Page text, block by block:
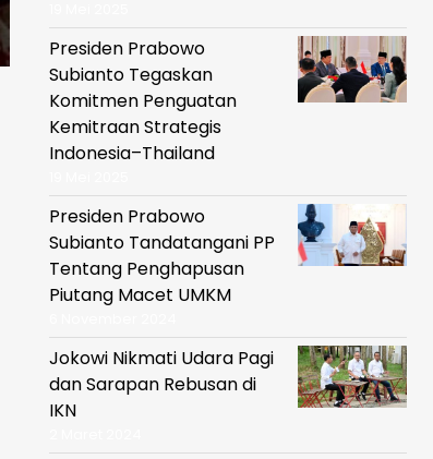
Presiden Prabowo
Subianto Tegaskan
Komitmen Penguatan
Kemitraan Strategis
Indonesia–Thailand
Presiden Prabowo
Subianto Tandatangani PP
Tentang Penghapusan
Piutang Macet UMKM
Jokowi Nikmati Udara Pagi
dan Sarapan Rebusan di
IKN